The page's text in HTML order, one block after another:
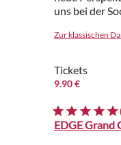
uns bei der
Zur klassischen
Tickets
9.90 €
EDGE Grand